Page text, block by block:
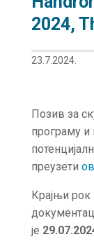
2024,
23.7.2024.
Позив за
програму
преузети
Крајњи
је